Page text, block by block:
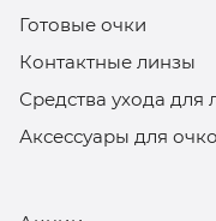
Готовые очки
Контактные линзы
Средства ухода для
Аксессуары для